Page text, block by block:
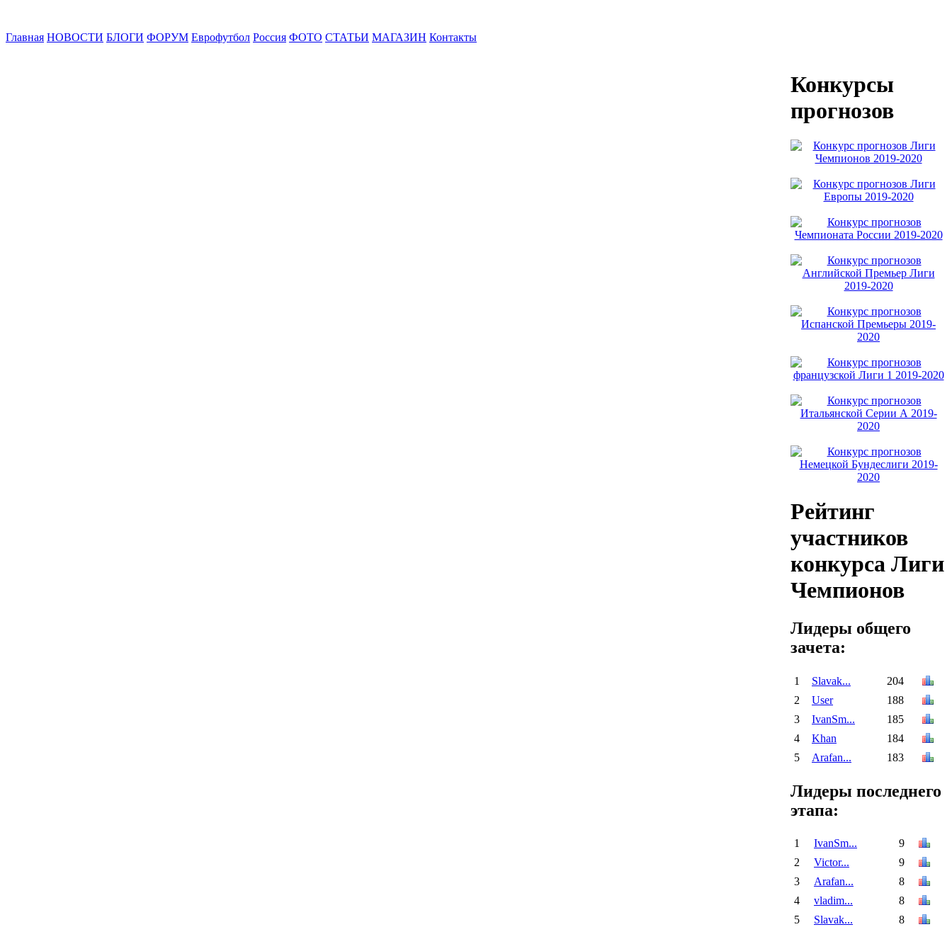
Главная НОВОСТИ БЛОГИ ФОРУМ Еврофутбол Россия ФОТО СТАТЬИ МАГАЗИН Контакты
Конкурсы
прогнозов
Рейтинг
участников
конкурса Лиги
Чемпионов
Лидеры общего
зачета:
1 Slavak...
204
2
User
188
3
IvanSm...
185
4
Khan
184
5
Arafan... 183
Лидеры последнего
этапа:
1 IvanSm...
9
2
Victor...
9
3
Arafan...
8
4
vladim...
8
5
Slavak... 8